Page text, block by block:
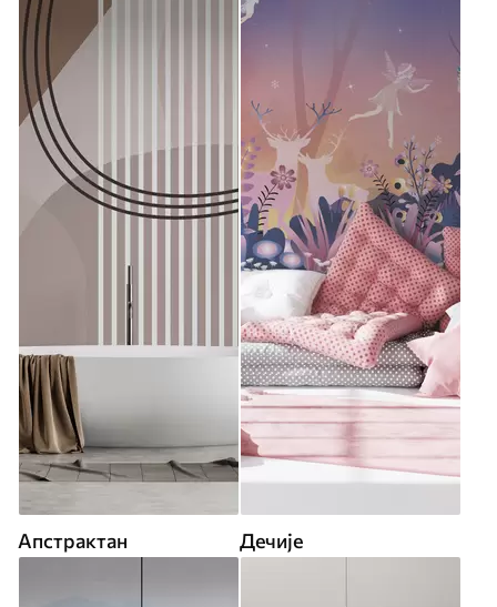
Апстрактан Дечије